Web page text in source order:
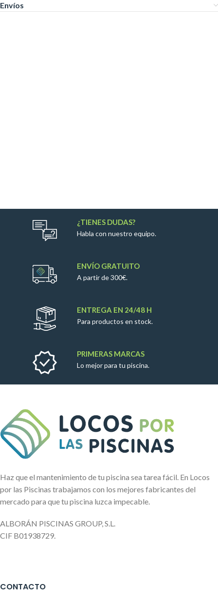
Envíos
¿TIENES DUDAS?
Habla con nuestro equipo.
ENVÍO GRATUITO
A partir de 300€.
ENTREGA EN 24/48 H
Para productos en stock.
PRIMERAS MARCAS
Lo mejor para tu piscina.
Haz que el mantenimiento de tu piscina sea tarea fácil. En Locos
por las Piscinas trabajamos con los mejores fabricantes del
mercado para que tu piscina luzca impecable.
ALBORÁN PISCINAS GROUP, S.L.
CIF B01938729.
CONTACTO